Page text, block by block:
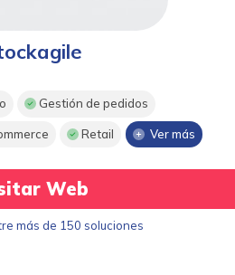
Gestión de pedidos
Retail Ver más
Web
más de 150 soluciones